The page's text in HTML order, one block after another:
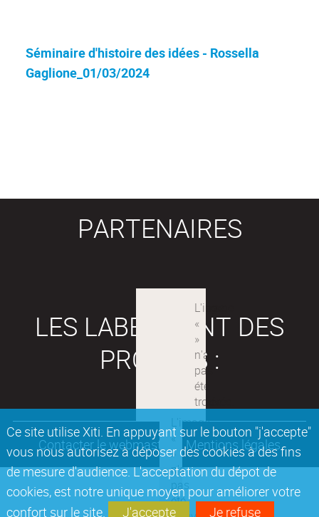
Ce site utilise Xiti. En appuyant sur le bouton "j'accepte"
vous nous autorisez à déposer des cookies à des fins
de mesure d'audience. L'acceptation du dépot de
cookies, est notre unique moyen pour améliorer votre
confort sur le site.
J'accepte Je refuse
Séminaire d'histoire des idées - Rossella
Gaglione_01/03/2024
PARTENAIRES
LES LABEX SONT DES
PROJETS :
Contacter le webmaster Mentions légales